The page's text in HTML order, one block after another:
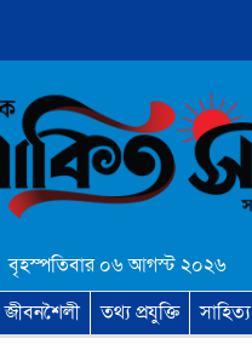
বৃহস্পতিবার ০৬ আগস্ট ২০২৬
জীবনশৈলী তথ্য প্রযুক্তি সাহিত্য